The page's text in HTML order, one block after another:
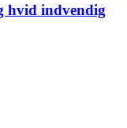
hvid indvendig